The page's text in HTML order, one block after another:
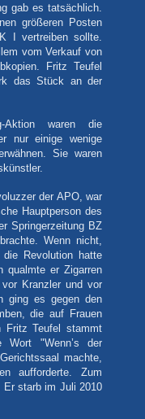
gab es tatsächlich.
größeren Posten
I vertreiben sollte.
vom Verkauf von
Fritz Teufel
das Stück an der
waren die
nur einige wenige
Sie waren
der APO, war
Hauptperson des
Springerzeitung BZ
Wenn nicht,
Revolution hatte
qualmte er Zigarren
Kranzler und vor
ging es gegen den
die auf Frauen
Fritz Teufel stammt
Wort "Wenn’s der
machte,
aufforderte. Zum
starb im Juli 2010